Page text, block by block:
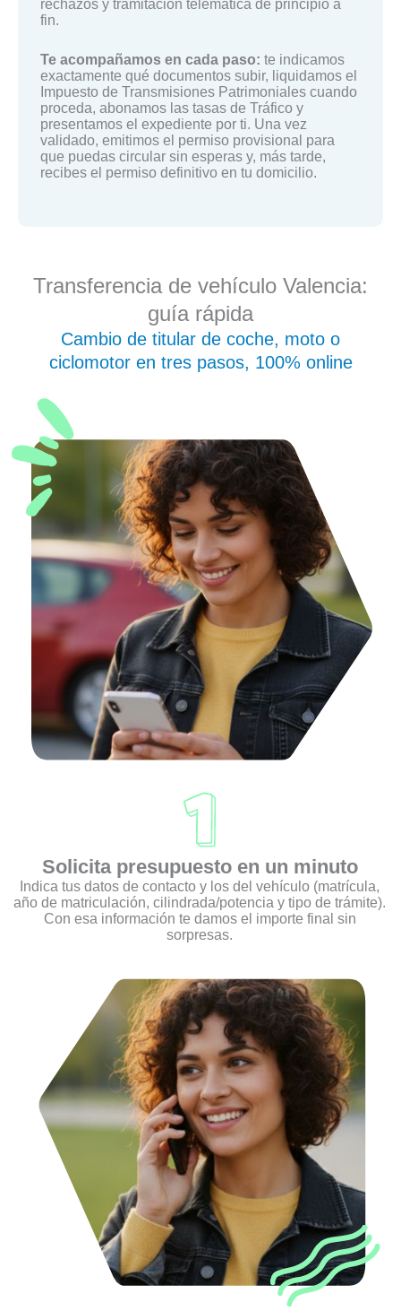
rechazos y tramitación telemática de principio a
fin.
Te acompañamos en cada paso: te indicamos
exactamente qué documentos subir, liquidamos el
Impuesto de Transmisiones Patrimoniales cuando
proceda, abonamos las tasas de Tráfico y
presentamos el expediente por ti. Una vez
validado, emitimos el permiso provisional para
que puedas circular sin esperas y, más tarde,
recibes el permiso definitivo en tu domicilio.
Transferencia de vehículo Valencia:
guía rápida
Cambio de titular de coche, moto o
ciclomotor en tres pasos, 100% online
Solicita presupuesto en un minuto
Indica tus datos de contacto y los del vehículo (matrícula,
año de matriculación, cilindrada/potencia y tipo de trámite).
Con esa información te damos el importe final sin
sorpresas.